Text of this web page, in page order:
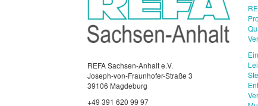
REFA Sachsen-Anhalt e.V.
Joseph-von-Fraunhofer-Straße 3
39106 Magdeburg
+49 391 620 99 97